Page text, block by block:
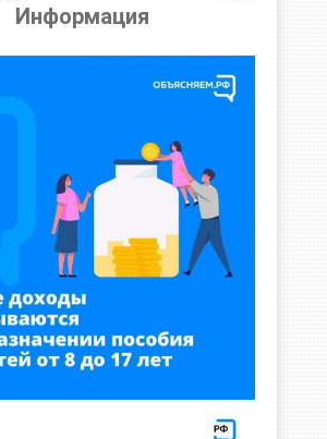
Информация